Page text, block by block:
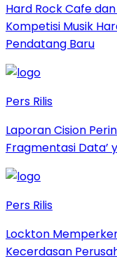
Hard Rock Cafe
Kompetisi Musik
Pendatang Baru
Pers Rilis
Laporan Cision
Fragmentasi Data’
Pers Rilis
Lockton
Kecerdasan